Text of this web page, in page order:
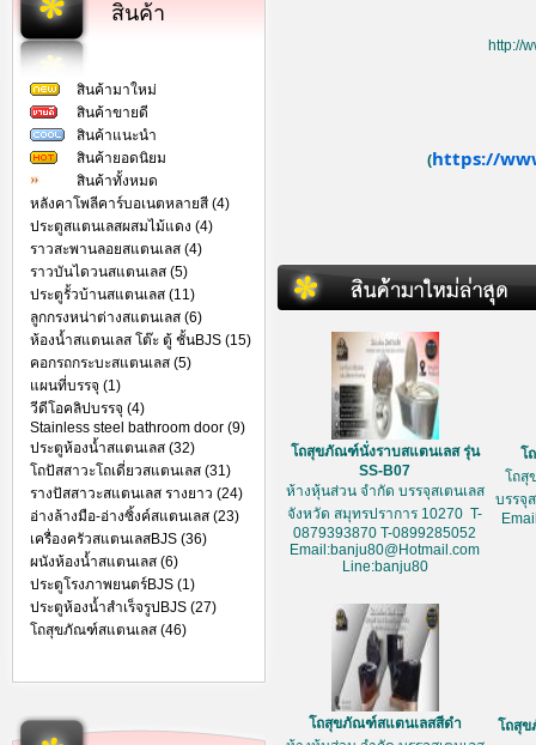
สินค้า
สินค้ามาใหม่
สินค้าขายดี
สินค้าแนะนำ
สินค้ายอดนิยม
สินค้าทั้งหมด
หลังคาโพลีคาร์บอเนตหลายสี (4)
ประตูสแตนเลสผสมไม้แดง (4)
ราวสะพานลอยสแตนเลส (4)
ราวบันไดวนสแตนเลส (5)
ประตูรั้วบ้านสแตนเลส (11)
ลูกกรงหน่าต่างสแตนเลส (6)
ห้องน้ำสแตนเลส โต๊ะ ตู้ ชั้นBJS (15)
คอกรถกระบะสแตนเลส (5)
แผนที่บรรจุ (1)
วีดีโอคลิปบรรจุ (4)
Stainless steel bathroom door (9)
ประตูห้องน้ำสแตนเลส (32)
โถปัสสาวะโถเดี่ยวสแตนเลส (31)
รางปัสสาวะสแตนเลส รางยาว (24)
อ่างล้างมือ-อ่างซิ้งค์สแตนเลส (23)
เครื่องครัวสแตนเลสBJS (36)
ผนังห้องน้ำสแตนเลส (6)
ประตูโรงภาพยนตร์BJS (1)
ประตูห้องน้ำสำเร็จรูปBJS (27)
โถสุขภัณฑ์สแตนเลส (46)
http://
(https://
โถสุขภัณฑ์นั่งราบสแตนเลส รุ่น
SS-B07
ห้างหุ้นส่วน จำกัด บรรจุสเตนเลส
จังหวัด สมุทรปราการ 10270 T-
0879393870 T-0899285052
Email:banju80@Hotmail.com
Line:banju80
โ
โถสุ
บรรจุ
โถสุขภัณฑ์สแตนเลสสีดำ
โถสุ